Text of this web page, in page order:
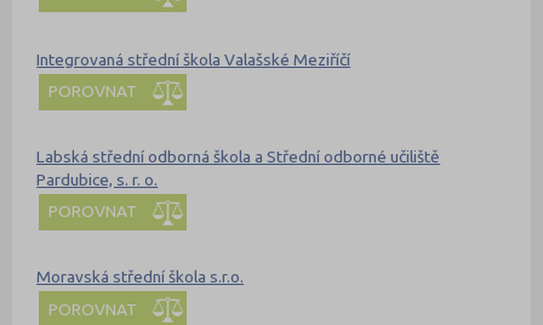
Integrovaná střední škola Valašské Meziříčí
POROVNAT
Labská střední odborná škola a Střední odborné učiliště
Pardubice, s. r. o.
POROVNAT
Moravská střední škola s.r.o.
POROVNAT